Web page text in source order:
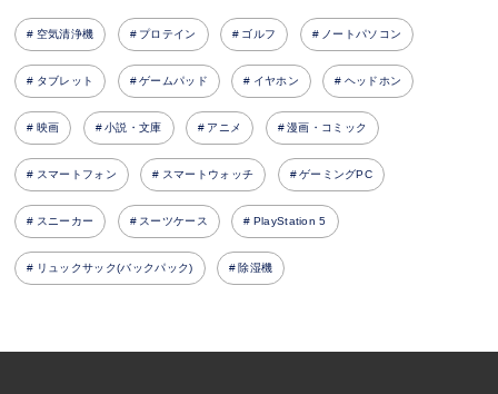
空気清浄機 プロテイン ゴルフ ノートパソコン
タブレット ゲームパッド イヤホン ヘッドホン
映画 小説・文庫 アニメ 漫画・コミック
スマートフォン スマートウォッチ ゲーミングPC
スニーカー スーツケース PlayStation 5
リュックサック(バックパック) 除湿機